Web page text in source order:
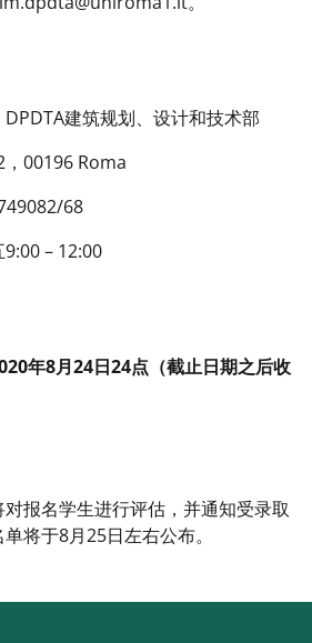
建筑规划、设计和技术部
00196 Roma
68
– 12:00
年8月24日24点（截止日期之后收
报名学生进行评估，并通知受录取
将于8月25日左右公布。